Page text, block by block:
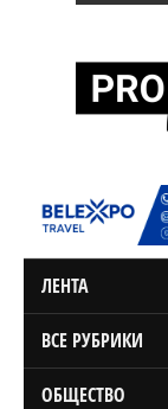
ЛЕНТА
ВСЕ РУБРИКИ
ОБЩЕСТВО